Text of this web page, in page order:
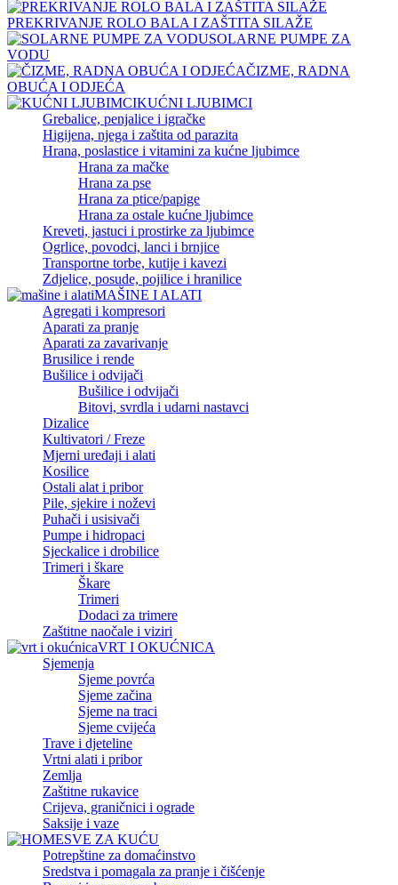
PREKRIVANJE ROLO BALA I ZAŠTITA SILAŽE
SOLARNE PUMPE ZA
VODU
ČIZME, RADNA
OBUĆA I ODJEĆA
KUĆNI LJUBIMCI
Grebalice, penjalice i igračke
Higijena, njega i zaštita od parazita
Hrana, poslastice i vitamini za kućne ljubimce
Hrana za mačke
Hrana za pse
Hrana za ptice/papige
Hrana za ostale kućne ljubimce
Kreveti, jastuci i prostirke za ljubimce
Ogrlice, povodci, lanci i brnjice
Transportne torbe, kutije i kavezi
Zdjelice, posude, pojilice i hranilice
MAŠINE I ALATI
Agregati i kompresori
Aparati za pranje
Aparati za zavarivanje
Brusilice i rende
Bušilice i odvijači
Bušilice i odvijači
Bitovi, svrdla i udarni nastavci
Dizalice
Kultivatori / Freze
Mjerni uređaji i alati
Kosilice
Ostali alat i pribor
Pile, sjekire i noževi
Puhači i usisivači
Pumpe i hidropaci
Sjeckalice i drobilice
Trimeri i škare
Škare
Trimeri
Dodaci za trimere
Zaštitne naočale i viziri
VRT I OKUĆNICA
Sjemenja
Sjeme povrća
Sjeme začina
Sjeme na traci
Sjeme cvijeća
Trave i djeteline
Vrtni alati i pribor
Zemlja
Zaštitne rukavice
Crijeva, graničnici i ograde
Saksije i vaze
SVE ZA KUĆU
Potrepštine za domaćinstvo
Sredstva i pomagala za pranje i čišćenje